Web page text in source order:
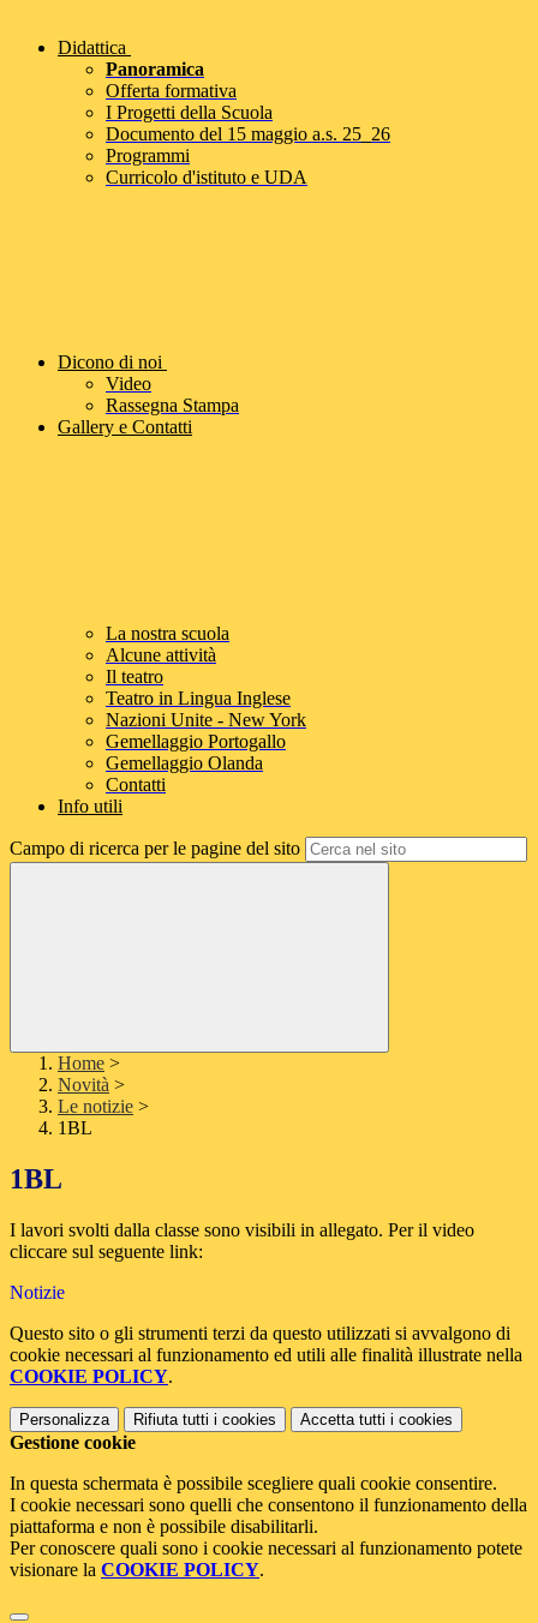
Didattica
Panoramica
Offerta formativa
I Progetti della Scuola
Documento del 15 maggio a.s. 25_26
Programmi
Curricolo d'istituto e UDA
Dicono di noi
Video
Rassegna Stampa
Gallery e Contatti
La nostra scuola
Alcune attività
Il teatro
Teatro in Lingua Inglese
Nazioni Unite - New York
Gemellaggio Portogallo
Gemellaggio Olanda
Contatti
Info utili
Campo di ricerca per le pagine del sito
Home >
Novità >
Le notizie >
1BL
1BL
I lavori svolti dalla classe sono visibili in allegato. Per il video
cliccare sul seguente link:
Notizie
Questo sito o gli strumenti terzi da questo utilizzati si avvalgono di
cookie necessari al funzionamento ed utili alle finalità illustrate nella
COOKIE POLICY.
Personalizza Rifiuta tutti i cookies Accetta tutti i cookies
Gestione cookie
In questa schermata è possibile scegliere quali cookie consentire.
I cookie necessari sono quelli che consentono il funzionamento della
piattaforma e non è possibile disabilitarli.
Per conoscere quali sono i cookie necessari al funzionamento potete
visionare la COOKIE POLICY.